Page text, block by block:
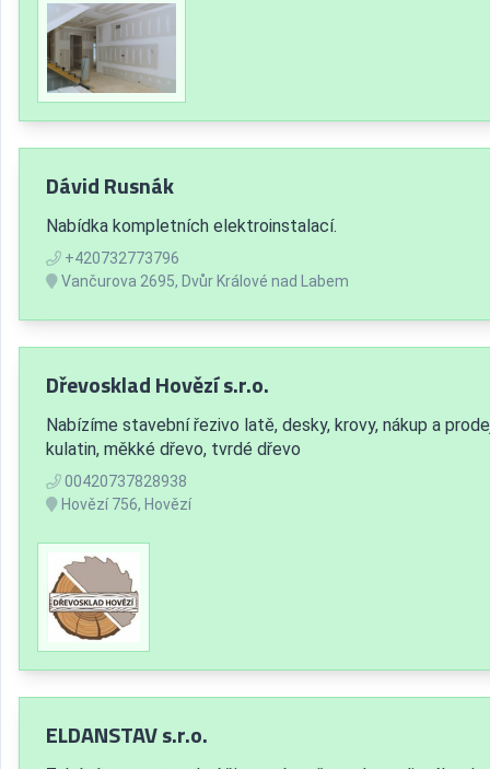
Dávid Rusnák
Nabídka kompletních elektroinstalací.
+420732773796
Vančurova 2695, Dvůr Králové nad Labem
Dřevosklad Hovězí s.r.o.
Nabízíme stavební řezivo latě, desky, krovy, nákup a
kulatin, měkké dřevo, tvrdé dřevo
00420737828938
Hovězí 756, Hovězí
ELDANSTAV s.r.o.